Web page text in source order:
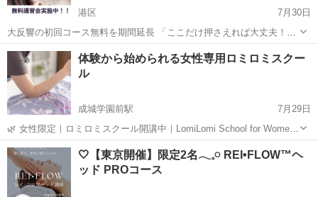
港区
7月30日
大反響の初回コース無料を期間延長 「ここだけ押さえれば大丈夫！リ
クエストの多い気になるポイント改善方法！」 鍼灸師新卒者も歓迎！
令和8年 7月 日曜日開催 【鍼灸資格者もしくは鍼灸学生限定】 ...
東京 港区 マッサージ 小顔
体験から始められる女性専用ロミロミスクー
ル
成城学園前駅
7月29日
🌿 女性限定｜ロミロミスクール開講中｜LomiLomi School for Women
世田谷・宇奈根、野川沿いにある静かなプライベートサロンで ハワイ
の伝統的な癒し「ロミロミ」を学べる**プライベートレッスン（Priv...
東京 世田谷区 成城学園前駅 マッサージ
🤍【東京開催】限定2名𓂃𓈒𓏸 REI•FLOW™ヘ
ッド PROコース